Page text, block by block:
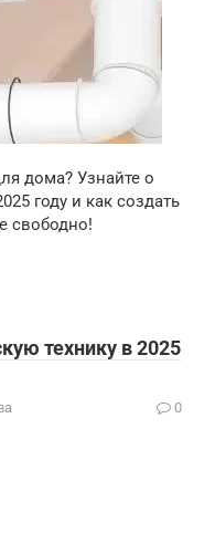
дома? Узнайте о
году и как создать
свободно!
технику в 2025
0